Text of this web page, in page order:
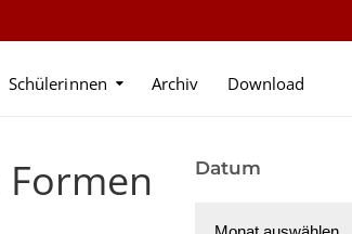
Schülerinnen Archiv Download
Datum